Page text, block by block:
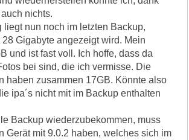
nichts.
liegt nun noch im letzten Backup,
Gigabyte angezeigt wird. Mein
und ist fast voll. Ich hoffe, dass da
bei sind, die ich vermisse. Die
haben zusammen 17GB. Könnte also
ipa´s nicht mit im Backup enthalten
Backup wiederzubekommen, muss
Gerät mit 9.0.2 haben, welches sich im